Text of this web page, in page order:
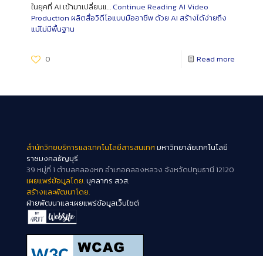
ในยุคที่ AI เข้ามาเปลี่ยนแ… Continue ReadingAI Video
Production ผลิตสื่อวิดีโอแบบมืออาชีพ ด้วย AI สร้างได้ง่ายถึง
แม้ไม่มีพื้นฐาน
0 Read more
สำนักวิทยบริการและเทคโนโลยีสารสนเทศมหาวิทยาลัยเทคโนโลยี
ราชมงคลธัญบุรี
39 หมู่ที่ 1 ตำบลคลองหก อำเภอคลองหลวง จังหวัดปทุมธานี 12120
เผยแพร่ข้อมูลโดย.บุคลากร สวส.
สร้างและพัฒนาโดย.
ฝ่ายพัฒนาและเผยแพร่ข้อมูลเว็บไซต์